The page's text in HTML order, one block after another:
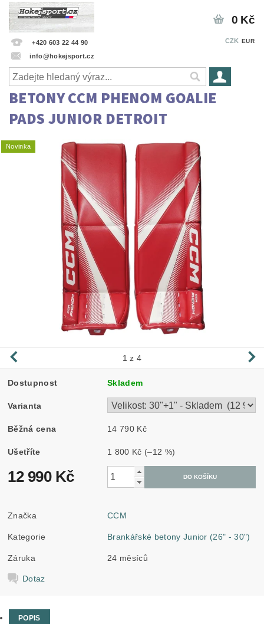
+420 603 22 44 90
info@hokejsport.cz
CZK EUR
0 Kč
BETONY CCM PHENOM GOALIE
PADS JUNIOR DETROIT
Novinka
1 z 4
Dostupnost Skladem
Varianta
Běžná cena 14 790 Kč
Ušetříte 1 800 Kč (–12 %)
12 990 Kč
Značka CCM
Kategorie Brankářské betony Junior (26" - 30")
Záruka 24 měsíců
Dotaz
POPIS